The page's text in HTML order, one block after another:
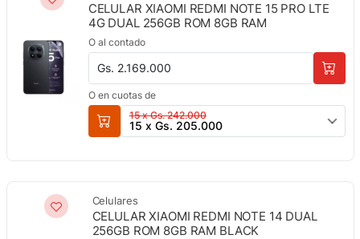
CELULAR XIAOMI REDMI NOTE 15 PRO LTE
4G DUAL 256GB ROM 8GB RAM
O al contado
Gs. 2.169.000
O en cuotas de
15 x Gs. 242.000
15 x Gs. 205.000
Celulares
CELULAR XIAOMI REDMI NOTE 14 DUAL
256GB ROM 8GB RAM BLACK